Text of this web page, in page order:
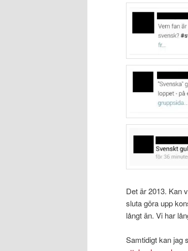
Det är 2013. Kan
sluta göra upp
långt än. Vi har
Samtidigt kan jag